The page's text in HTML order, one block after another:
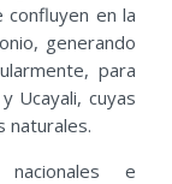
en la
generando
para
Ucayali, cuyas
naturales.
e